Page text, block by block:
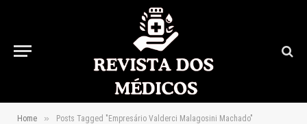
Home » Posts Tagged "Empresário Valderci Malagosini Machado"